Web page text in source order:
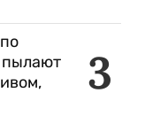
3
пылают